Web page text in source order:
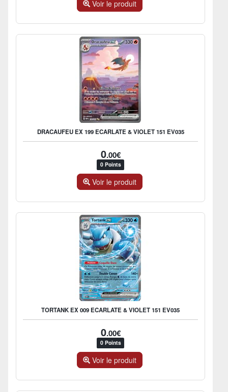
Voir le produit
DRACAUFEU EX 199 ECARLATE & VIOLET 151 EV035
0.00€
0 Points
Voir le produit
TORTANK EX 009 ECARLATE & VIOLET 151 EV035
0.00€
0 Points
Voir le produit